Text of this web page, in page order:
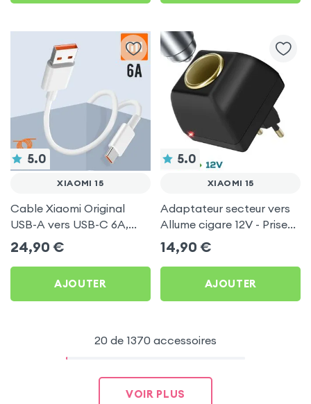
5.0
XIAOMI 15
Cable Xiaomi Original
USB-A vers USB-C 6A,
Charge Rapide et
Synchronisation - Blanc
pour Xiaomi 15
24,90 €
AJOUTER
5.0
XIAOMI 15
Adaptateur secteur vers
Allume cigare 12V - Prise
220V Noir
14,90 €
AJOUTER
20 de 1370 accessoires
VOIR PLUS